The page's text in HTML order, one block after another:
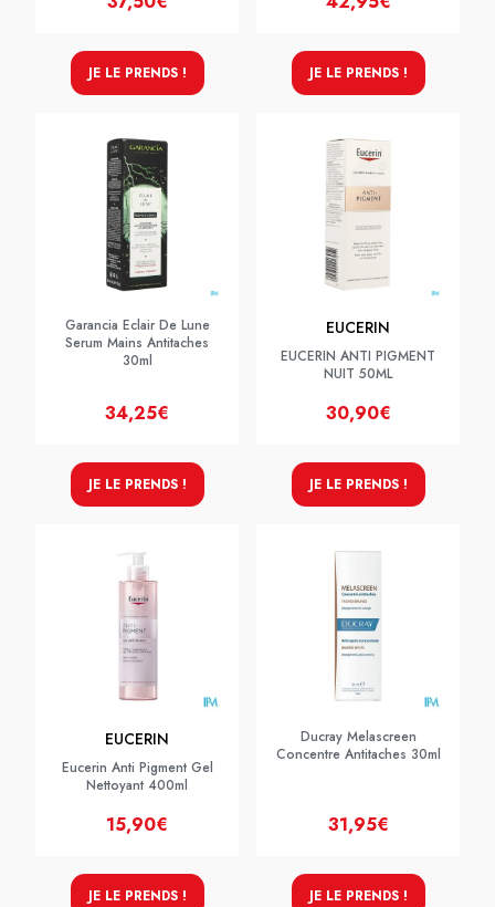
JE LE PRENDS ! JE LE PRENDS !
Garancia Eclair De Lune
Serum Mains Antitaches
30ml
34,25€
JE LE PRENDS !
EUCERIN
EUCERIN ANTI PIGMENT
NUIT 50ML
30,90€
JE LE PRENDS !
EUCERIN
Eucerin Anti Pigment Gel
Nettoyant 400ml
15,90€
JE LE PRENDS !
Ducray Melascreen
Concentre Antitaches 30ml
31,95€
JE LE PRENDS !